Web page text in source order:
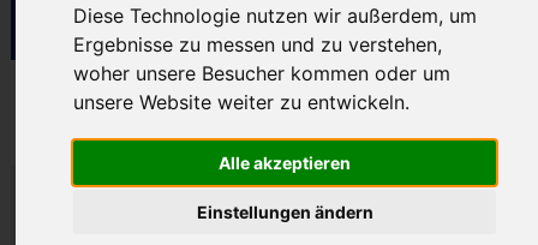
Diese Technologie nutzen wir außerdem, um
Ergebnisse zu messen und zu verstehen,
woher unsere Besucher kommen oder um
unsere Website weiter zu entwickeln.
Alle akzeptieren
Einstellungen ändern
Baltrum Balance